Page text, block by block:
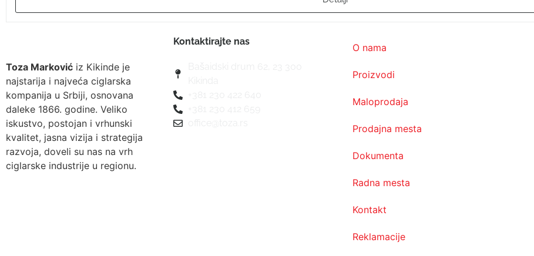
Toza Marković iz Kikinde je
najstarija i najveća ciglarska
kompanija u Srbiji, osnovana
daleke 1866. godine. Veliko
iskustvo, postojan i vrhunski
kvalitet, jasna vizija i strategija
razvoja, doveli su nas na vrh
ciglarske industrije u regionu.
Kontaktirajte nas
O nama
Proizvodi
Maloprodaja
Prodajna mesta
Dokumenta
Radna mesta
Kontakt
Reklamacije